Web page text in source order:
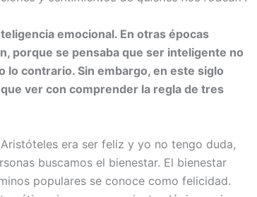
emocional. En otras épocas
porque se pensaba que ser inteligente no
lo contrario. Sin embargo, en este siglo
ver con comprender la regla de tres
era ser feliz y yo no tengo duda,
buscamos el bienestar. El bienestar
populares se conoce como felicidad.